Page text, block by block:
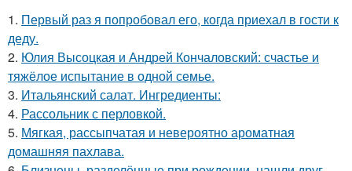
1. Первый раз я попробовал его, когда приехал в гости к
деду.
2. Юлия Высоцкая и Андрей Кончаловский: счастье и
тяжёлое испытание в одной семье.
3. Итальянский салат. Ингредиенты:
4. Рассольник с перловкой.
5. Мягкая, рассыпчатая и невероятно ароматная
домашняя пахлава.